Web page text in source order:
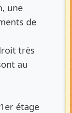
une
de
très
au
étage